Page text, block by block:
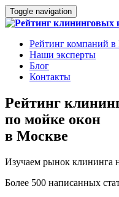
Toggle navigation
Рейтинг компаний
Наши эксперты
Блог
Контакты
Рейтинг
по мойке окон
в Москве
Изучаем рынок клининга
Более 500 написанных